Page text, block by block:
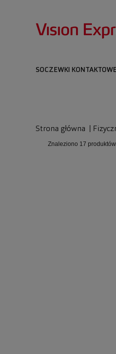
SOCZEWKI KONTAKTOWE
Strona główna
Znaleziono 17 produktów